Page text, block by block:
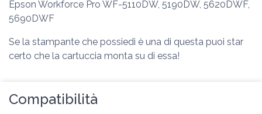
Epson Workforce Pro WF-5110DW, 5190DW, 5620DWF,
5690DWF
Se la stampante che possiedi è una di questa puoi star
certo che la cartuccia monta su di essa!
Compatibilità